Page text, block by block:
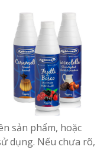
sản phẩm, hoặc
dụng. Nếu chưa rõ,